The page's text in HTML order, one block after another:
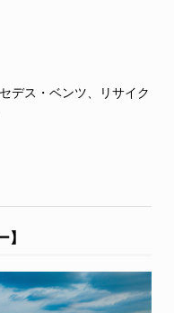
デス・ベンツ、リサイク
】